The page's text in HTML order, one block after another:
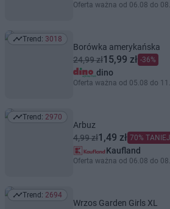
Oferta ważna od 06.08 do
Trend: 3018
Trend: 3018
Borówka amerykańska
24,99 zł15,99 zł -36%
dino
Oferta ważna od 05.08 do
Trend: 2970
Trend: 2970
Arbuz
4,99 zł1,49 zł 70% TANIEJ
Kaufland
Oferta ważna od 06.08 do
Trend: 2694
Trend: 2694
Wrzos Garden Girls XL